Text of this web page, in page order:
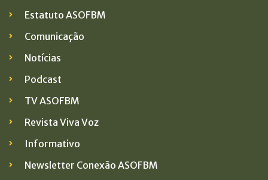
Estatuto ASOFBM
Comunicação
Notícias
Podcast
TV ASOFBM
Revista Viva Voz
Informativo
Newsletter Conexão ASOFBM